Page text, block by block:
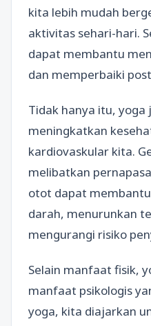
kita lebih mudah
aktivitas sehari-hari.
dapat membantu
dan memperbaiki
Tidak hanya itu, yoga
meningkatkan
kardiovaskular kita.
melibatkan
otot dapat
darah, menurunkan
mengurangi risiko
Selain manfaat fisik,
manfaat psikologis
yoga, kita diajarkan